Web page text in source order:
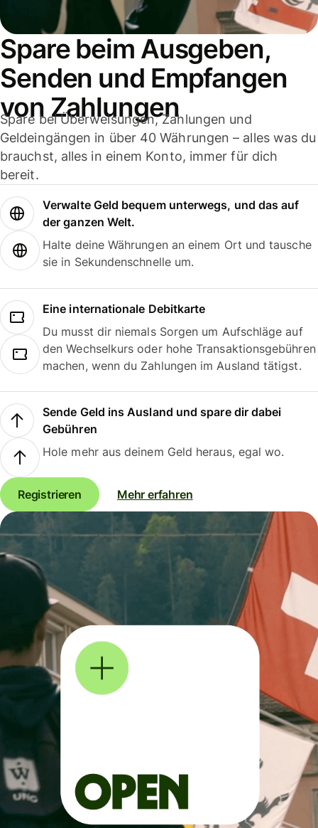
Spare beim Ausgeben,
Senden und Empfangen
von Zahlungen
Spare bei Überweisungen, Zahlungen und
Geldeingängen in über 40 Währungen – alles was du
brauchst, alles in einem Konto, immer für dich
bereit.
Verwalte Geld bequem unterwegs, und das auf
der ganzen Welt.
Halte deine Währungen an einem Ort und tausche
sie in Sekundenschnelle um.
Eine internationale Debitkarte
Du musst dir niemals Sorgen um Aufschläge auf
den Wechselkurs oder hohe Transaktionsgebühren
machen, wenn du Zahlungen im Ausland tätigst.
Sende Geld ins Ausland und spare dir dabei
Gebühren
Hole mehr aus deinem Geld heraus, egal wo.
Registrieren Mehr erfahren